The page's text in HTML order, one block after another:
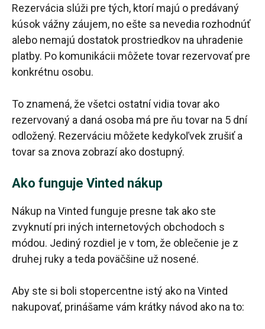
Rezervácia slúži pre tých, ktorí majú o predávaný
kúsok vážny záujem, no ešte sa nevedia rozhodnúť
alebo nemajú dostatok prostriedkov na uhradenie
platby. Po komunikácii môžete tovar rezervovať pre
konkrétnu osobu.
To znamená, že všetci ostatní vidia tovar ako
rezervovaný a daná osoba má pre ňu tovar na 5 dní
odložený. Rezerváciu môžete kedykoľvek zrušiť a
tovar sa znova zobrazí ako dostupný.
Ako funguje Vinted nákup
Nákup na Vinted funguje presne tak ako ste
zvyknutí pri iných internetových obchodoch s
módou. Jediný rozdiel je v tom, že oblečenie je z
druhej ruky a teda poväčšine už nosené.
Aby ste si boli stopercentne istý ako na Vinted
nakupovať, prinášame vám krátky návod ako na to: